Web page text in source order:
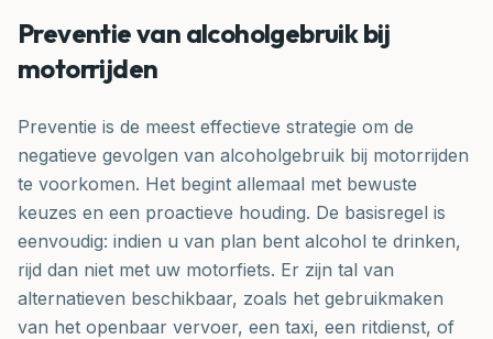
Preventie van alcoholgebruik bij
motorrijden
Preventie is de meest effectieve strategie om de
negatieve gevolgen van alcoholgebruik bij motorrijden
te voorkomen. Het begint allemaal met bewuste
keuzes en een proactieve houding. De basisregel is
eenvoudig: indien u van plan bent alcohol te drinken,
rijd dan niet met uw motorfiets. Er zijn tal van
alternatieven beschikbaar, zoals het gebruikmaken
van het openbaar vervoer, een taxi, een ritdienst, of